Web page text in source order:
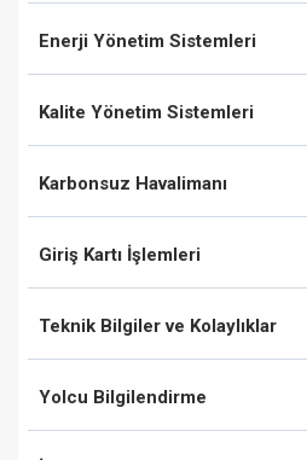
Enerji Yönetim Sistemleri
Kalite Yönetim Sistemleri
Karbonsuz Havalimanı
Giriş Kartı İşlemleri
Teknik Bilgiler ve Kolaylıklar
Yolcu Bilgilendirme